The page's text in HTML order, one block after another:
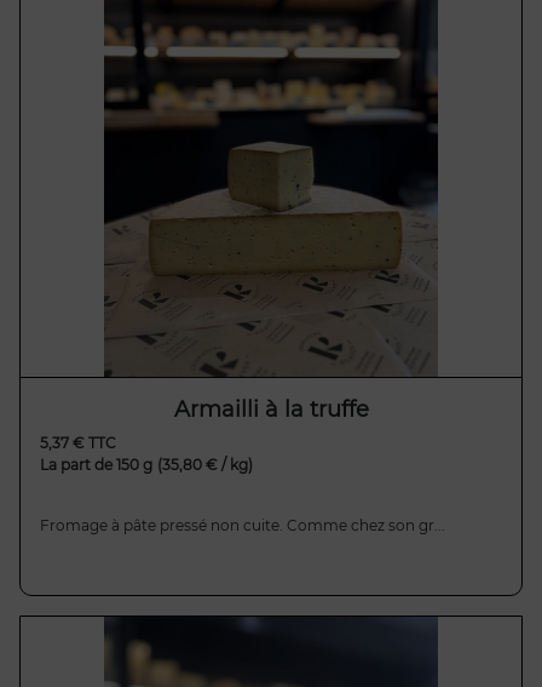
Armailli à la truffe
5,37 € TTC
La part de 150 g (35,80 € / kg)
Fromage à pâte pressé non cuite. Comme chez son gr...